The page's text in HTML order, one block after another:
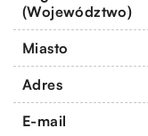
(Województwo)
Miasto
Adres
E-mail